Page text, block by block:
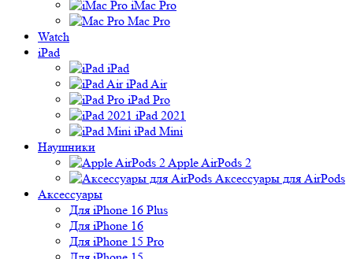
iMac Pro
Mac Pro
Watch
iPad
iPad
iPad Air
iPad Pro
iPad 2021
iPad Mini
Наушники
Apple AirPods 2
Аксессуары для AirPods
Аксессуары
Для iPhone 16 Plus
Для iPhone 16
Для iPhone 15 Pro